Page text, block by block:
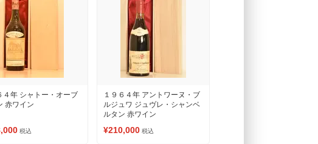
４年 シャトー・オーブ
赤ワイン
税込
１９６４年 アントワーヌ・ブ
ルジュワ ジュヴレ・シャンベ
ルタン 赤ワイン
¥210,000 税込